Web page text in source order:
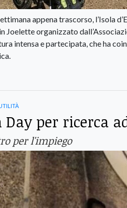
appena trascorso, l’Isola
Joelette organizzato
intensa e partecipata, che ha
Day per ricerca
per l'impiego